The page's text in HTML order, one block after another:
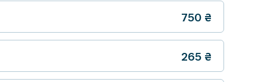
750 ₴
265 ₴